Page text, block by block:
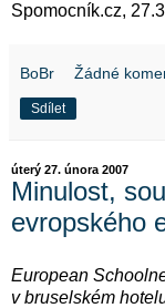
Spomocník.cz,
BoBr Žádné
Sdílet
úterý 27. února 2007
Minulost,
evropského
European
v bruselském